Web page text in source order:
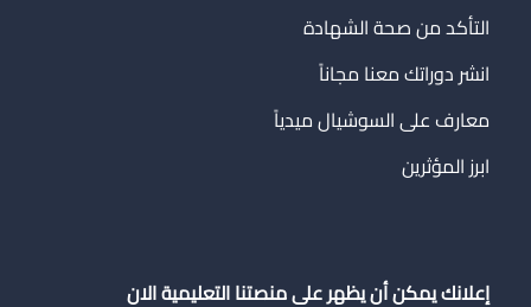
التأكد من صحة الشهادة
انشر دوراتك معنا مجاناً
معارف على السوشيال ميدياً
ابرز المؤثرين
إعلانك يمكن أن يظهر على منصتنا التعليمية الان